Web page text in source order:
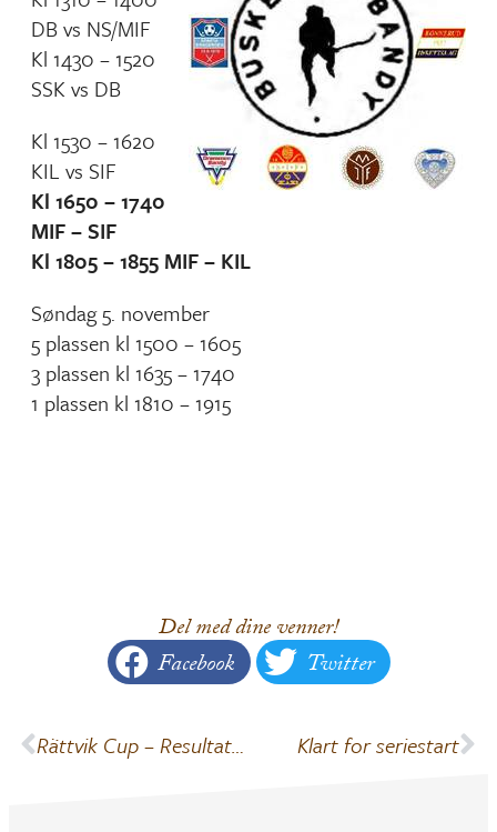
DB vs NS/MIF
Kl 1430 – 1520
SSK vs DB
Kl 1530 – 1620
KIL vs SIF
Kl 1650 – 1740
MIF – SIF
Kl 1805 – 1855 MIF – KIL
Søndag 5. november
5 plassen kl 1500 – 1605
3 plassen kl 1635 – 1740
1 plassen kl 1810 – 1915
Del med dine venner!
Facebook Twitter
Rättvik Cup – Resultater Klart for seriestart